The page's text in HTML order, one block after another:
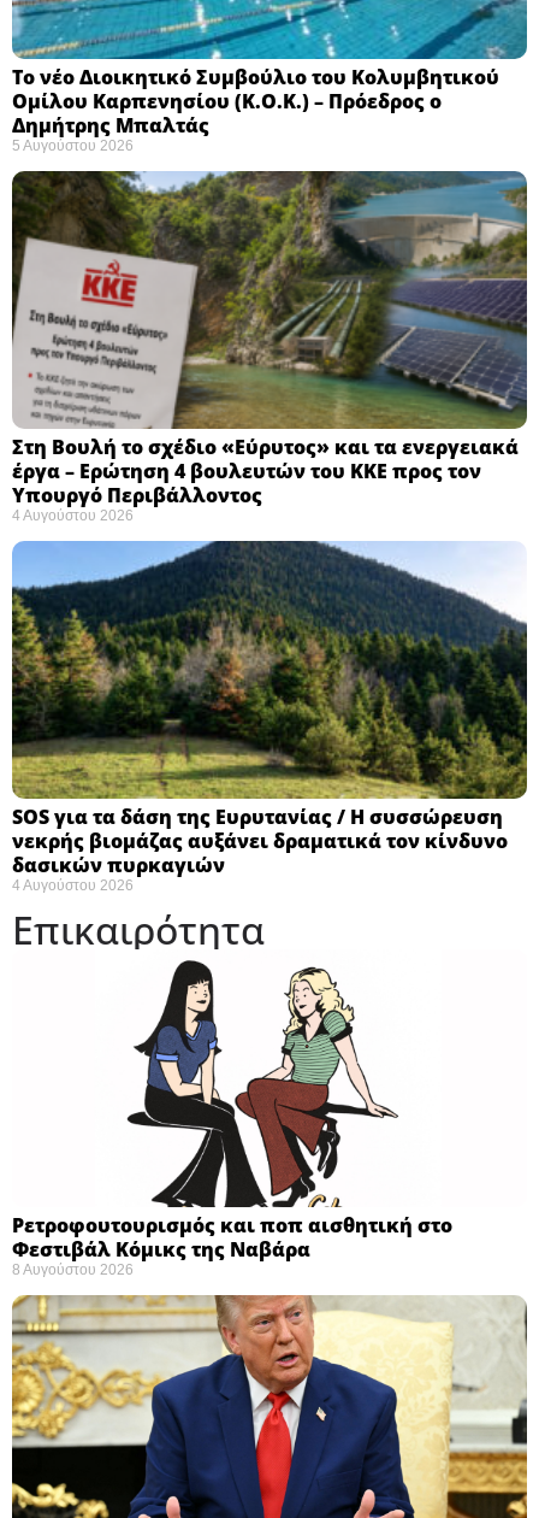
Το νέο Διοικητικό Συμβούλιο του Κολυμβητικού
Ομίλου Καρπενησίου (Κ.Ο.Κ.) – Πρόεδρος ο
Δημήτρης Μπαλτάς
5 Αυγούστου 2026
Στη Βουλή το σχέδιο «Εύρυτος» και τα ενεργειακά
έργα – Ερώτηση 4 βουλευτών του ΚΚΕ προς τον
Υπουργό Περιβάλλοντος
4 Αυγούστου 2026
SOS για τα δάση της Ευρυτανίας / Η συσσώρευση
νεκρής βιομάζας αυξάνει δραματικά τον κίνδυνο
δασικών πυρκαγιών
4 Αυγούστου 2026
Επικαιρότητα
Ρετροφουτουρισμός και ποπ αισθητική στο
Φεστιβάλ Κόμικς της Ναβάρα ​
8 Αυγούστου 2026